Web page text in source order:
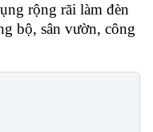
rộng rãi làm đèn
bộ, sân vườn, công